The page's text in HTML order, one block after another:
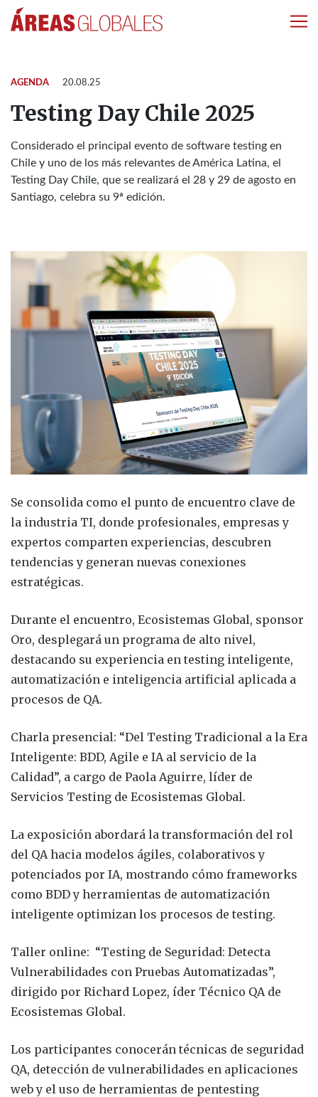
AGENDA 20.08.25
Testing Day Chile 2025
Considerado el principal evento de software testing en
Chile y uno de los más relevantes de América Latina, el
Testing Day Chile, que se realizará el 28 y 29 de agosto en
Santiago, celebra su 9ª edición.
Se consolida como el punto de encuentro clave de
la industria TI, donde profesionales, empresas y
expertos comparten experiencias, descubren
tendencias y generan nuevas conexiones
estratégicas.
Durante el encuentro, Ecosistemas Global, sponsor
Oro, desplegará un programa de alto nivel,
destacando su experiencia en testing inteligente,
automatización e inteligencia artificial aplicada a
procesos de QA.
Charla presencial: “Del Testing Tradicional a la Era
Inteligente: BDD, Agile e IA al servicio de la
Calidad”, a cargo de Paola Aguirre, líder de
Servicios Testing de Ecosistemas Global.
La exposición abordará la transformación del rol
del QA hacia modelos ágiles, colaborativos y
potenciados por IA, mostrando cómo frameworks
como BDD y herramientas de automatización
inteligente optimizan los procesos de testing.
Taller online: “Testing de Seguridad: Detecta
Vulnerabilidades con Pruebas Automatizadas”,
dirigido por Richard Lopez, íder Técnico QA de
Ecosistemas Global.
Los participantes conocerán técnicas de seguridad
QA, detección de vulnerabilidades en aplicaciones
web y el uso de herramientas de pentesting